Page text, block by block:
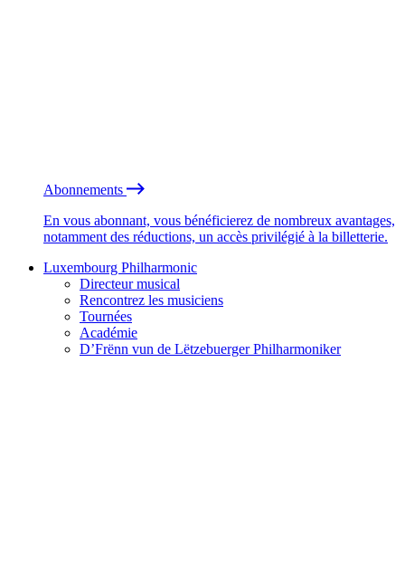
Abonnements
En vous abonnant, vous bénéficierez de nombreux avantages,
notamment des réductions, un accès privilégié à la billetterie.
Luxembourg Philharmonic
Directeur musical
Rencontrez les musiciens
Tournées
Académie
D’Frënn vun de Lëtzebuerger Philharmoniker